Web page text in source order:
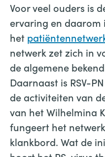
Voor veel ouders is
ervaring en daarom
het
netwerk zet zich in
de algemene
Daarnaast is RSV-
de activiteiten van
van het Wilhelmina
fungeert het
klankbord. Wat de